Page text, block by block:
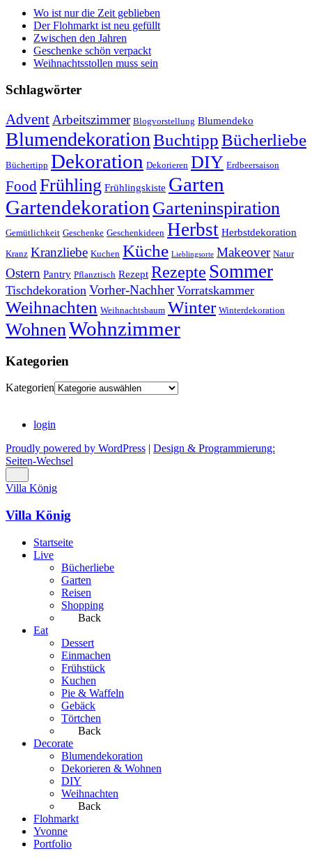
Wo ist nur die Zeit geblieben
Der Flohmarkt ist neu gefüllt
Zwischen den Jahren
Geschenke schön verpackt
Weihnachtsstollen muss sein
Schlagwörter
Advent Arbeitszimmer Blogvorstellung Blumendeko
Blumendekoration BuchtippBücherliebe
Büchertipp Dekoration Dekorieren DIY Erdbeersaison
FoodFrühling Frühlingskiste Garten
Gartendekoration Garteninspiration
Gemütlichkeit Geschenke Geschenkideen Herbst Herbstdekoration
Kranz Kranzliebe Kuchen Küche Lieblingsorte Makeover Natur
Ostern Pantry Pflanztisch Rezept Rezepte Sommer
Tischdekoration Vorher-Nachher Vorratskammer
Weihnachten Weihnachtsbaum Winter Winterdekoration
WohnenWohnzimmer
Kategorien
Kategorien
login
Proudly powered by WordPress
Design & Programmierung:
Seiten-Wechsel
Villa König
Villa König
Startseite
Live
Bücherliebe
Garten
Reisen
Shopping
Back
Eat
Dessert
Einmachen
Frühstück
Kuchen
Pie & Waffeln
Gebäck
Törtchen
Back
Decorate
Blumendekoration
Dekorieren & Wohnen
DIY
Weihnachten
Back
Flohmarkt
Yvonne
Portfolio